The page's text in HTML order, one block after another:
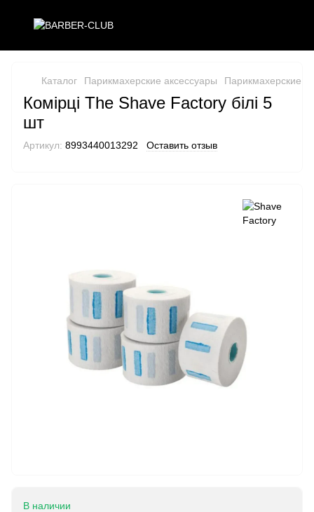
Каталог Парикмахерские аксессуары Парикмахерские
Комірці The Shave Factory білі 5
шт
Артикул: 8993440013292 Оставить отзыв
В наличии